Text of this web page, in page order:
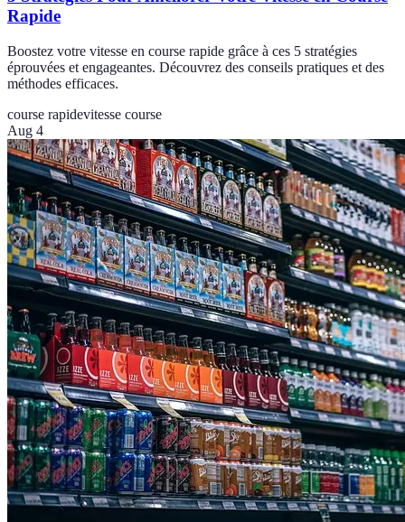
Rapide
Boostez votre vitesse en course rapide grâce à ces 5 stratégies
éprouvées et engageantes. Découvrez des conseils pratiques et des
méthodes efficaces.
course rapidevitesse course
Aug 4